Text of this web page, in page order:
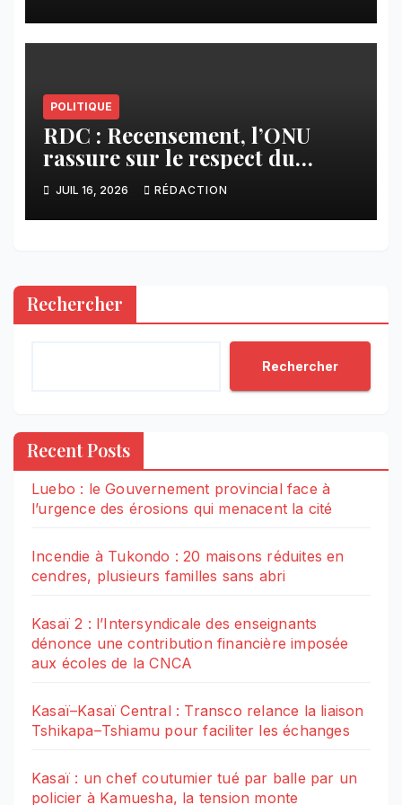
groupes armés
POLITIQUE
RDC : Recensement, l’ONU
rassure sur le respect du
calendrier constitutionnel
JUIL 16, 2026 RÉDACTION
Rechercher
Rechercher
Recent Posts
Luebo : le Gouvernement provincial face à
l’urgence des érosions qui menacent la cité
Incendie à Tukondo : 20 maisons réduites en
cendres, plusieurs familles sans abri
Kasaï 2 : l’Intersyndicale des enseignants
dénonce une contribution financière imposée
aux écoles de la CNCA
Kasaï–Kasaï Central : Transco relance la liaison
Tshikapa–Tshiamu pour faciliter les échanges
Kasaï : un chef coutumier tué par balle par un
policier à Kamuesha, la tension monte